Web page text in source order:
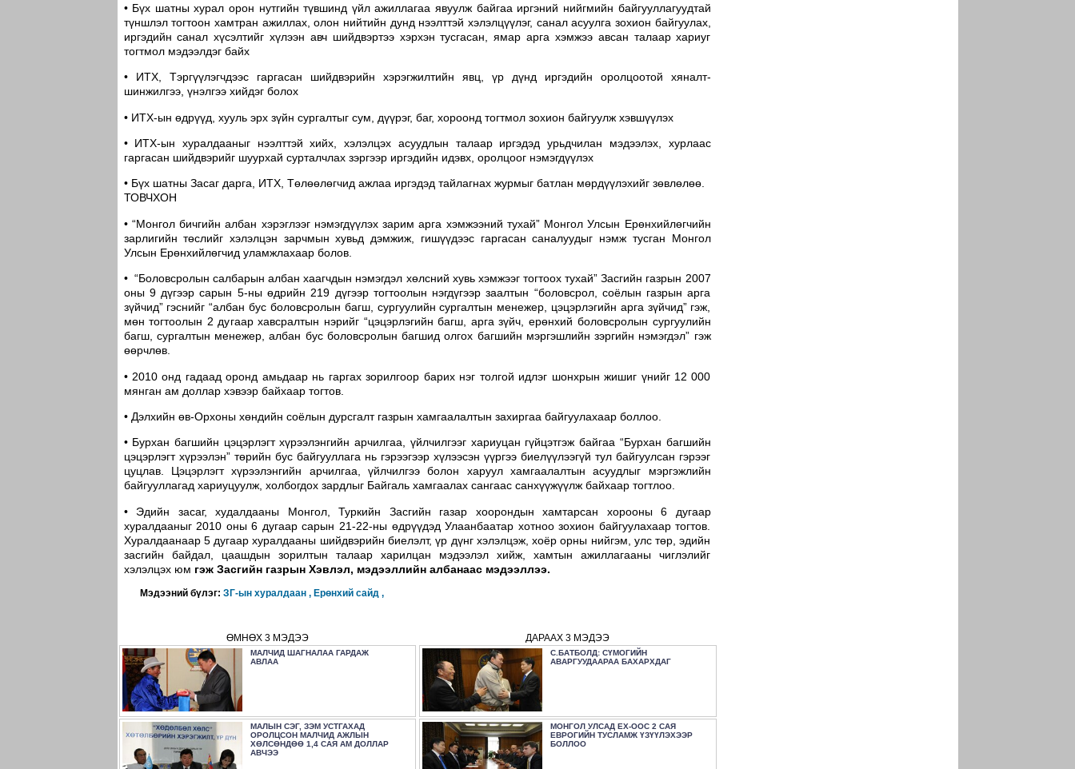
• Бүх шатны хурал орон нутгийн түвшинд үйл ажиллагаа явуулж байгаа иргэний нийгмийн байгууллагуудтай
түншлэл тогтоон хамтран ажиллах, олон нийтийн дунд нээлттэй хэлэлцүүлэг, санал асуулга зохион байгуулах,
иргэдийн санал хүсэлтийг хүлээн авч шийдвэртээ хэрхэн тусгасан, ямар арга хэмжээ авсан талаар хариуг
тогтмол мэдээлдэг байх
• ИТХ, Тэргүүлэгчдээс гаргасан шийдвэрийн хэрэгжилтийн явц, үр дүнд иргэдийн оролцоотой хяналт-
шинжилгээ, үнэлгээ хийдэг болох
• ИТХ-ын өдрүүд, хууль эрх зүйн сургалтыг сум, дүүрэг, баг, хороонд тогтмол зохион байгуулж хэвшүүлэх
• ИТХ-ын хуралдааныг нээлттэй хийх, хэлэлцэх асуудлын талаар иргэдэд урьдчилан мэдээлэх, хурлаас
гаргасан шийдвэрийг шуурхай сурталчлах зэргээр иргэдийн идэвх, оролцоог нэмэгдүүлэх
• Бүх шатны Засаг дарга, ИТХ, Төлөөлөгчид ажлаа иргэдэд тайлагнах журмыг батлан мөрдүүлэхийг зөвлөлөө.
ТОВЧХОН
• “Монгол бичгийн албан хэрэглээг нэмэгдүүлэх зарим арга хэмжээний тухай” Монгол Улсын Ерөнхийлөгчийн
зарлигийн төслийг хэлэлцэн зарчмын хувьд дэмжиж, гишүүдээс гаргасан саналуудыг нэмж тусган Монгол
Улсын Ерөнхийлөгчид уламжлахаар болов.
• “Боловсролын салбарын албан хаагчдын нэмэгдэл хөлсний хувь хэмжээг тогтоох тухай” Засгийн газрын 2007
оны 9 дүгээр сарын 5-ны өдрийн 219 дүгээр тогтоолын нэгдүгээр заалтын “боловсрол, соёлын газрын арга
зүйчид” гэснийг “албан бус боловсролын багш, сургуулийн сургалтын менежер, цэцэрлэгийн арга зүйчид” гэж,
мөн тогтоолын 2 дугаар хавсралтын нэрийг “цэцэрлэгийн багш, арга зүйч, ерөнхий боловсролын сургуулийн
багш, сургалтын менежер, албан бус боловсролын багшид олгох багшийн мэргэшлийн зэргийн нэмэгдэл” гэж
өөрчлөв.
• 2010 онд гадаад оронд амьдаар нь гаргах зорилгоор барих нэг толгой идлэг шонхрын жишиг үнийг 12 000
мянган ам доллар хэвээр байхаар тогтов.
• Дэлхийн өв-Орхоны хөндийн соёлын дурсгалт газрын хамгаалалтын захиргаа байгуулахаар боллоо.
• Бурхан багшийн цэцэрлэгт хүрээлэнгийн арчилгаа, үйлчилгээг хариуцан гүйцэтгэж байгаа “Бурхан багшийн
цэцэрлэгт хүрээлэн” төрийн бус байгууллага нь гэрээгээр хүлээсэн үүргээ биелүүлээгүй тул байгуулсан гэрээг
цуцлав. Цэцэрлэгт хүрээлэнгийн арчилгаа, үйлчилгээ болон харуул хамгаалалтын асуудлыг мэргэжлийн
байгууллагад хариуцуулж, холбогдох зардлыг Байгаль хамгаалах сангаас санхүүжүүлж байхаар тогтлоо.
• Эдийн засаг, худалдааны Монгол, Туркийн Засгийн газар хоорондын хамтарсан хорооны 6 дугаар
хуралдааныг 2010 оны 6 дугаар сарын 21-22-ны өдрүүдэд Улаанбаатар хотноо зохион байгуулахаар тогтов.
Хуралдаанаар 5 дугаар хуралдааны шийдвэрийн биелэлт, үр дүнг хэлэлцэж, хоёр орны нийгэм, улс төр, эдийн
засгийн байдал, цаашдын зорилтын талаар харилцан мэдээлэл хийж, хамтын ажиллагааны чиглэлийг
хэлэлцэх юм гэж Засгийн газрын Хэвлэл, мэдээллийн албанаас мэдээллээ.
Мэдээний бүлэг: ЗГ-ын хуралдаан , Ерөнхий сайд ,
ӨМНӨХ 3 МЭДЭЭ ДАРААХ 3 МЭДЭЭ
МАЛЧИД ШАГНАЛАА ГАРДАЖ
АВЛАА
МАЛЫН СЭГ, ЗЭМ УСТГАХАД
ОРОЛЦСОН МАЛЧИД АЖЛЫН
ХӨЛСӨНДӨӨ 1,4 САЯ АМ ДОЛЛАР
АВЧЭЭ
С.БАТБОЛД: СҮМОГИЙН
АВАРГУУДААРАА БАХАРХДАГ
МОНГОЛ УЛСАД ЕХ-ООС 2 САЯ
ЕВРОГИЙН ТУСЛАМЖ ҮЗҮҮЛЭХЭЭР
БОЛЛОО